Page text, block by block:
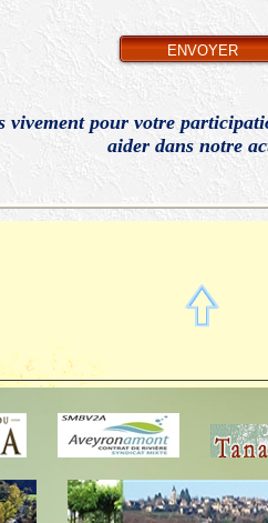
ENVOYER
vivement pour votre
aider dans notre